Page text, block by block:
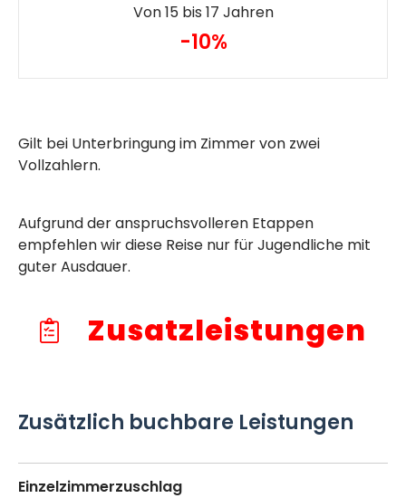
Von 15 bis 17 Jahren
-10%
Gilt bei Unterbringung im Zimmer von zwei
Vollzahlern.
Aufgrund der anspruchsvolleren Etappen
empfehlen wir diese Reise nur für Jugendliche mit
guter Ausdauer.
Zusatzleistungen
Zusätzlich buchbare Leistungen
Einzelzimmerzuschlag